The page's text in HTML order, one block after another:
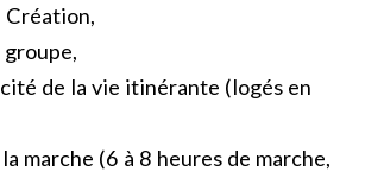
Création,
de la vie itinérante (logés en
marche (6 à 8 heures de marche,